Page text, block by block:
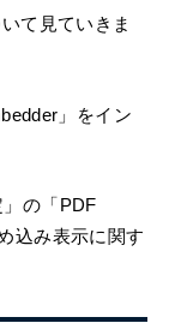
て見ていきま
」をイン
の「PDF
込み表示に関す